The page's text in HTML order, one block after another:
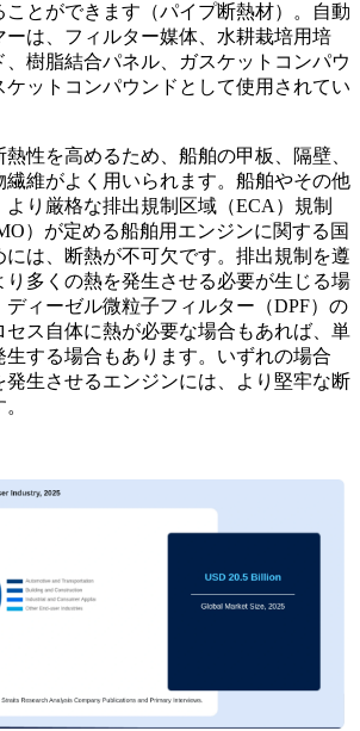
ことができます（パイプ断熱材）。自動
ーは、フィルター媒体、水耕栽培用培
樹脂結合パネル、ガスケットコンパウ
ケットコンパウンドとして使用されてい
性を高めるため、船舶の甲板、隔壁、
繊維がよく用いられます。船舶やその他
り厳格な排出規制区域（ECA）規制
）が定める船舶用エンジンに関する国
には、断熱が不可欠です。排出規制を遵
り多くの熱を発生させる必要が生じる場
ィーゼル微粒子フィルター（DPF）の
セス自体に熱が必要な場合もあれば、単
生する場合もあります。いずれの場合
発生させるエンジンには、より堅牢な断